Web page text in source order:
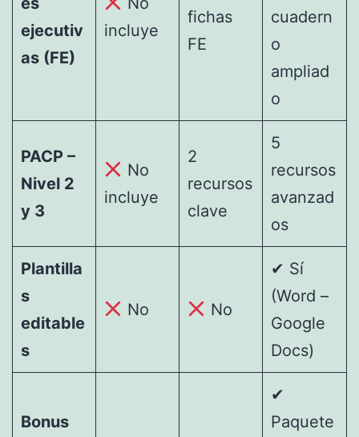
ejecutiv
as (FE)
incluye
fichas
FE
cuadern
o
ampliad
o
PACP –
Nivel 2
y 3
No
incluye
2
recursos
clave
5
recursos
avanzad
os
Plantilla
s
editable
s
No No
✔ Sí
(Word –
Google
Docs)
Bonus
✔
Paquete